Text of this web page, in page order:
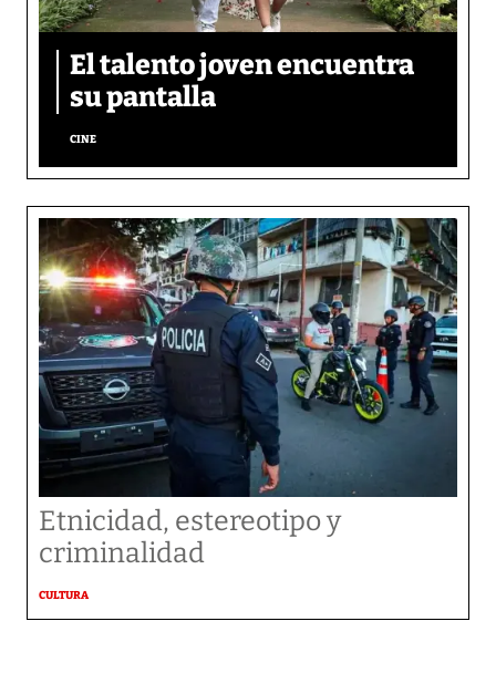
El talento joven encuentra
su pantalla​
CINE
Etnicidad, estereotipo y
criminalidad
CULTURA